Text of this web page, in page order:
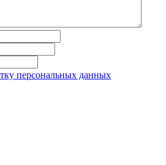
персональных данных